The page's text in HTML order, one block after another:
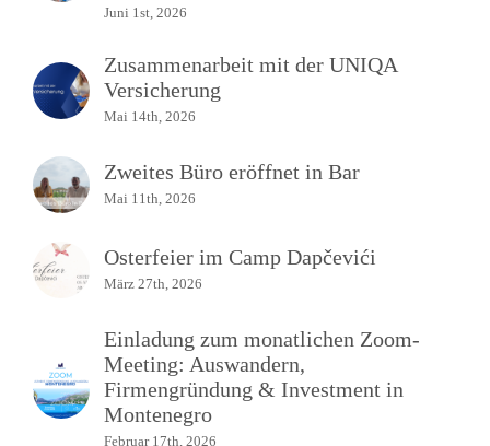
Juni 1st, 2026
Zusammenarbeit mit der UNIQA
Versicherung
Mai 14th, 2026
Zweites Büro eröffnet in Bar
Mai 11th, 2026
Osterfeier im Camp Dapčevići
März 27th, 2026
Einladung zum monatlichen Zoom-
Meeting: Auswandern,
Firmengründung & Investment in
Montenegro
Februar 17th, 2026